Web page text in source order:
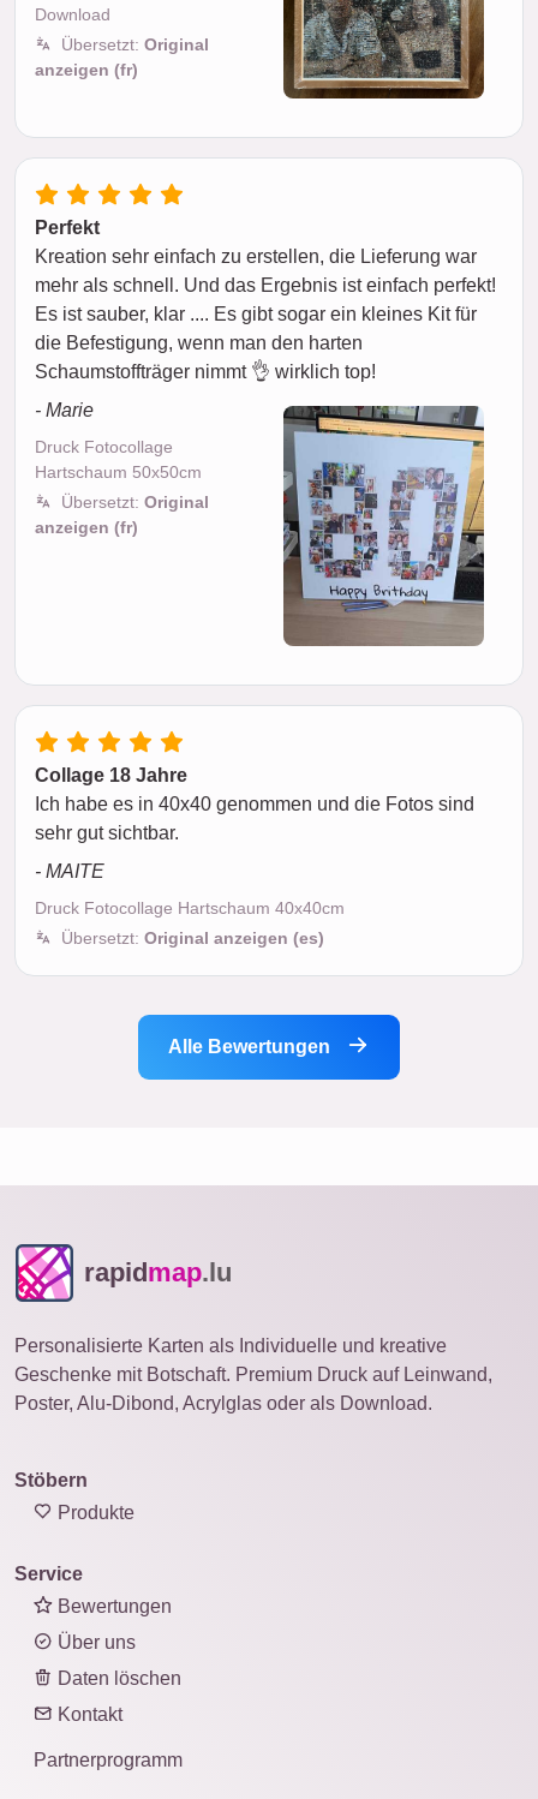
Download
Übersetzt: Original
anzeigen (fr)
Perfekt
Kreation sehr einfach zu erstellen, die Lieferung war
mehr als schnell. Und das Ergebnis ist einfach perfekt!
Es ist sauber, klar .... Es gibt sogar ein kleines Kit für
die Befestigung, wenn man den harten
Schaumstoffträger nimmt 👌 wirklich top!
- Marie
Druck Fotocollage
Hartschaum 50x50cm
Übersetzt: Original
anzeigen (fr)
Collage 18 Jahre
Ich habe es in 40x40 genommen und die Fotos sind
sehr gut sichtbar.
- MAITE
Druck Fotocollage Hartschaum 40x40cm
Übersetzt: Original anzeigen (es)
Alle Bewertungen
rapidmap.lu
Personalisierte Karten als Individuelle und kreative
Geschenke mit Botschaft. Premium Druck auf Leinwand,
Poster, Alu-Dibond, Acrylglas oder als Download.
Stöbern
Produkte
Service
Bewertungen
Über uns
Daten löschen
Kontakt
Partnerprogramm